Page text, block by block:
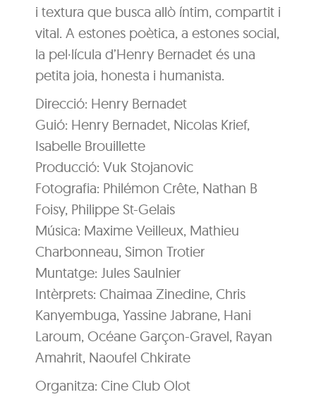
i textura que busca allò íntim, compartit i
vital. A estones poètica, a estones social,
la pel·lícula d’Henry Bernadet és una
petita joia, honesta i humanista.
Direcció: Henry Bernadet
Guió: Henry Bernadet, Nicolas Krief,
Isabelle Brouillette
Producció: Vuk Stojanovic
Fotografia: Philémon Crête, Nathan B
Foisy, Philippe St-Gelais
Música: Maxime Veilleux, Mathieu
Charbonneau, Simon Trotier
Muntatge: Jules Saulnier
Intèrprets: Chaimaa Zinedine, Chris
Kanyembuga, Yassine Jabrane, Hani
Laroum, Océane Garçon-Gravel, Rayan
Amahrit, Naoufel Chkirate
Organitza: Cine Club Olot